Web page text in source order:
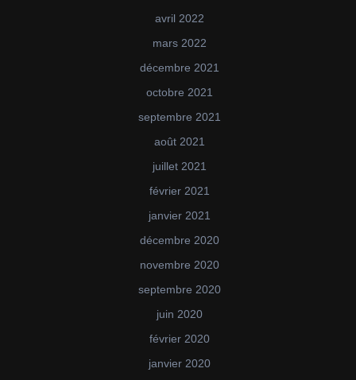
avril 2022
mars 2022
décembre 2021
octobre 2021
septembre 2021
août 2021
juillet 2021
février 2021
janvier 2021
décembre 2020
novembre 2020
septembre 2020
juin 2020
février 2020
janvier 2020